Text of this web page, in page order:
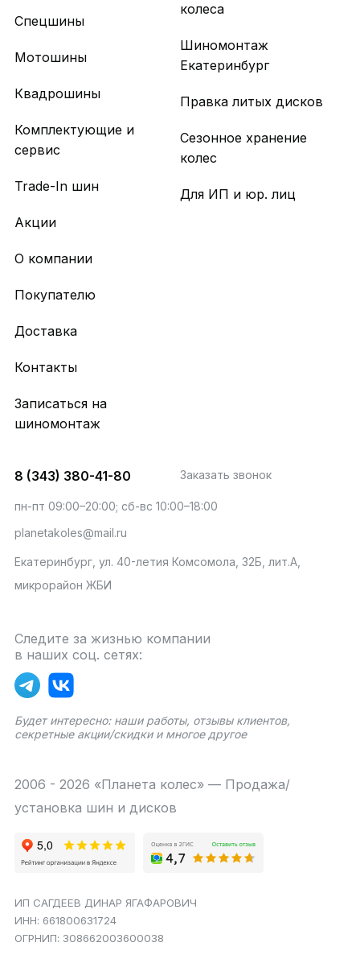
Спецшины
Мотошины
Квадрошины
Комплектующие и
сервис
Trade-In шин
Акции
колеса
Шиномонтаж
Екатеринбург
Правка литых дисков
Сезонное хранение
колес
Для ИП и юр. лиц
О компании
Покупателю
Доставка
Контакты
Записаться на
шиномонтаж
8 (343) 380-41-80 Заказать звонок
пн-пт 09:00–20:00; сб-вс 10:00–18:00
planetakoles@mail.ru
Екатеринбург, ул. 40-летия Комсомола, 32Б, лит.А,
микрорайон ЖБИ
Следите за жизнью компании
в наших соц. сетях:
Будет интересно: наши работы, отзывы клиентов,
секретные акции/скидки и многое другое
2006 - 2026 «Планета колес» — Продажа/
установка шин и дисков
ИП САГДЕЕВ ДИНАР ЯГАФАРОВИЧ
ИНН: 661800631724
ОГРНИП: 308662003600038